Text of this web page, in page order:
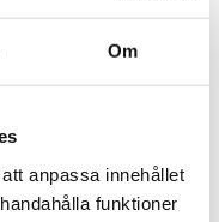
Om
anpassa innehållet
funktioner